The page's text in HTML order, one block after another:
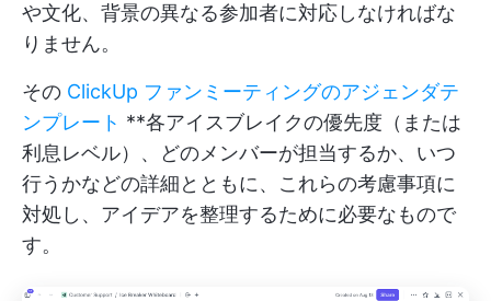
や文化、背景の異なる参加者に対応しなければな
りません。
その ClickUp ファンミーティングのアジェンダテ
ンプレート **各アイスブレイクの優先度（または
利息レベル）、どのメンバーが担当するか、いつ
行うかなどの詳細とともに、これらの考慮事項に
対処し、アイデアを整理するために必要なもので
す。